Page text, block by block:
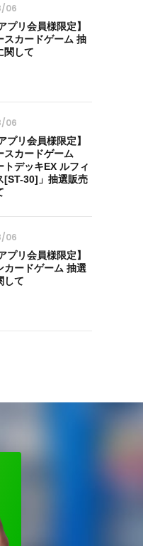
06
プリ会員様限定】
スカードゲーム 抽
関して
06
プリ会員様限定】
スカードゲーム
トデッキEX ルフィ
[ST-30]」抽選販売
06
プリ会員様限定】
カードゲーム 抽選
して